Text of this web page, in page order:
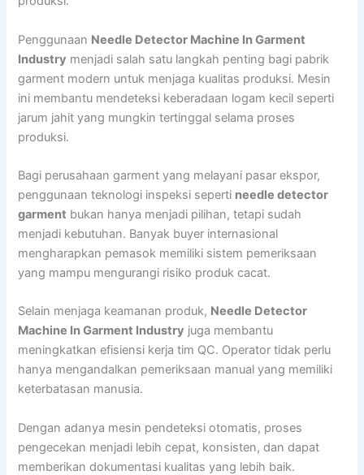
Penggunaan Needle Detector Machine In Garment
Industry menjadi salah satu langkah penting bagi pabrik
garment modern untuk menjaga kualitas produksi. Mesin
ini membantu mendeteksi keberadaan logam kecil seperti
jarum jahit yang mungkin tertinggal selama proses
produksi.
Bagi perusahaan garment yang melayani pasar ekspor,
penggunaan teknologi inspeksi seperti needle detector
garment bukan hanya menjadi pilihan, tetapi sudah
menjadi kebutuhan. Banyak buyer internasional
mengharapkan pemasok memiliki sistem pemeriksaan
yang mampu mengurangi risiko produk cacat.
Selain menjaga keamanan produk, Needle Detector
Machine In Garment Industry juga membantu
meningkatkan efisiensi kerja tim QC. Operator tidak perlu
hanya mengandalkan pemeriksaan manual yang memiliki
keterbatasan manusia.
Dengan adanya mesin pendeteksi otomatis, proses
pengecekan menjadi lebih cepat, konsisten, dan dapat
memberikan dokumentasi kualitas yang lebih baik.